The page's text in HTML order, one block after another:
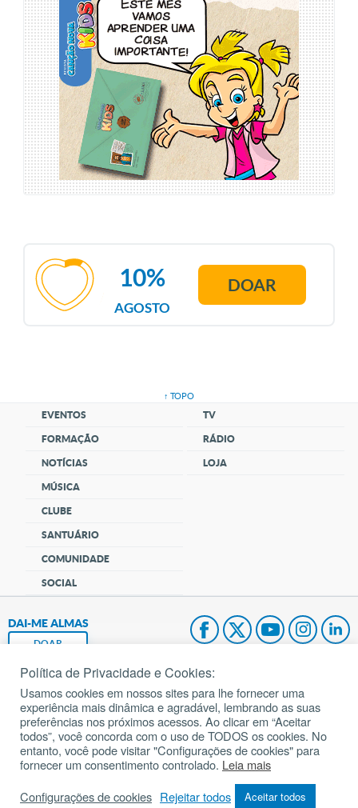
AGOSTO
10% DOAR
↑ TOPO
EVENTOS
FORMAÇÃO
NOTÍCIAS
MÚSICA
CLUBE
SANTUÁRIO
COMUNIDADE
SOCIAL
TV
RÁDIO
LOJA
DAI-ME ALMAS
DOAR
Fundação João Paulo II
Pedido de Oração
Mapa do site
Política de Privacidade e Cookies:
Usamos cookies em nossos sites para lhe fornecer uma
experiência mais dinâmica e agradável, lembrando as suas
preferências nos próximos acessos. Ao clicar em “Aceitar
todos”, você concorda com o uso de TODOS os cookies. No
entanto, você pode visitar "Configurações de cookies" para
fornecer um consentimento controlado. Leia mais
Configurações de cookies Rejeitar todos Aceitar todos